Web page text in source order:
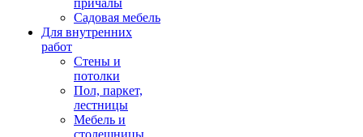
причалы
Садовая мебель
Для внутренних
работ
Стены и
потолки
Пол, паркет,
лестницы
Мебель и
столешницы